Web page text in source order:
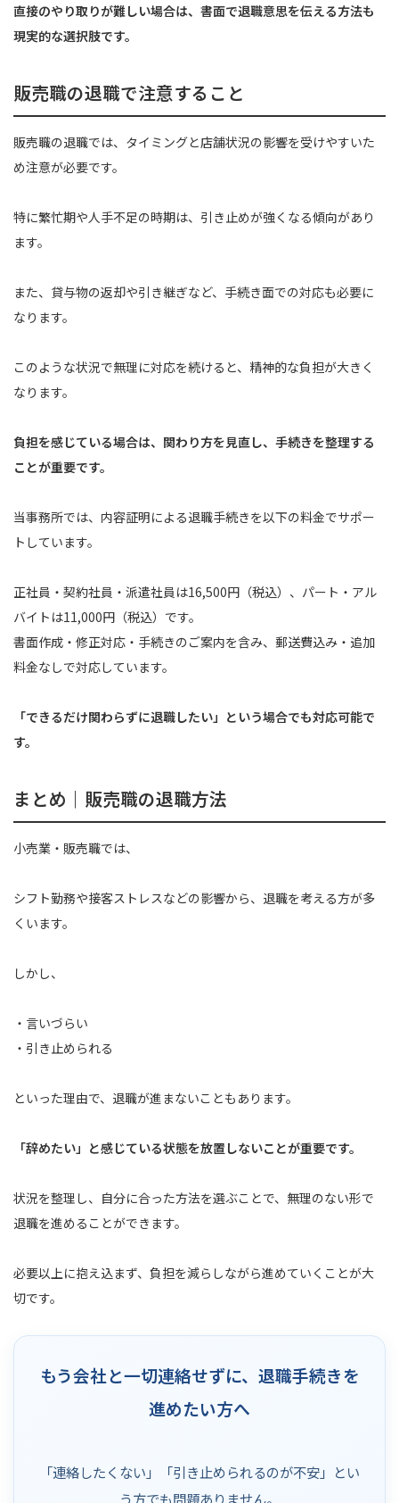
直接のやり取りが難しい場合は、書面で退職意思を伝える方法も
現実的な選択肢です。
販売職の退職で注意すること
販売職の退職では、タイミングと店舗状況の影響を受けやすいた
め注意が必要です。
特に繁忙期や人手不足の時期は、引き止めが強くなる傾向があり
ます。
また、貸与物の返却や引き継ぎなど、手続き面での対応も必要に
なります。
このような状況で無理に対応を続けると、精神的な負担が大きく
なります。
負担を感じている場合は、関わり方を見直し、手続きを整理する
ことが重要です。
当事務所では、内容証明による退職手続きを以下の料金でサポー
トしています。
正社員・契約社員・派遣社員は16,500円（税込）、パート・アル
バイトは11,000円（税込）です。
書面作成・修正対応・手続きのご案内を含み、郵送費込み・追加
料金なしで対応しています。
「できるだけ関わらずに退職したい」という場合でも対応可能で
す。
まとめ｜販売職の退職方法
小売業・販売職では、
シフト勤務や接客ストレスなどの影響から、退職を考える方が多
くいます。
しかし、
・言いづらい
・引き止められる
といった理由で、退職が進まないこともあります。
「辞めたい」と感じている状態を放置しないことが重要です。
状況を整理し、自分に合った方法を選ぶことで、無理のない形で
退職を進めることができます。
必要以上に抱え込まず、負担を減らしながら進めていくことが大
切です。
もう会社と一切連絡せずに、退職手続きを
進めたい方へ
「連絡したくない」「引き止められるのが不安」とい
う方でも問題ありません。